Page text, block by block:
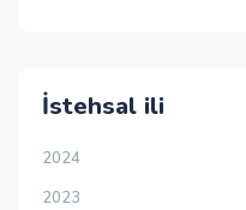
İstehsal ili
2024
2023